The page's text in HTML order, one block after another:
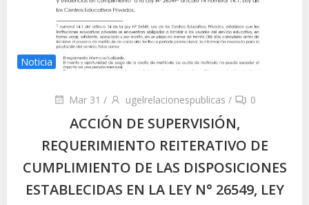
Noticia
Mar 31 / ugelrelacionespublicas / 0
ACCIÓN DE SUPERVISIÓN,
REQUERIMIENTO REITERATIVO DE
CUMPLIMIENTO DE LAS DISPOSICIONES
ESTABLECIDAS EN LA LEY N° 26549, LEY